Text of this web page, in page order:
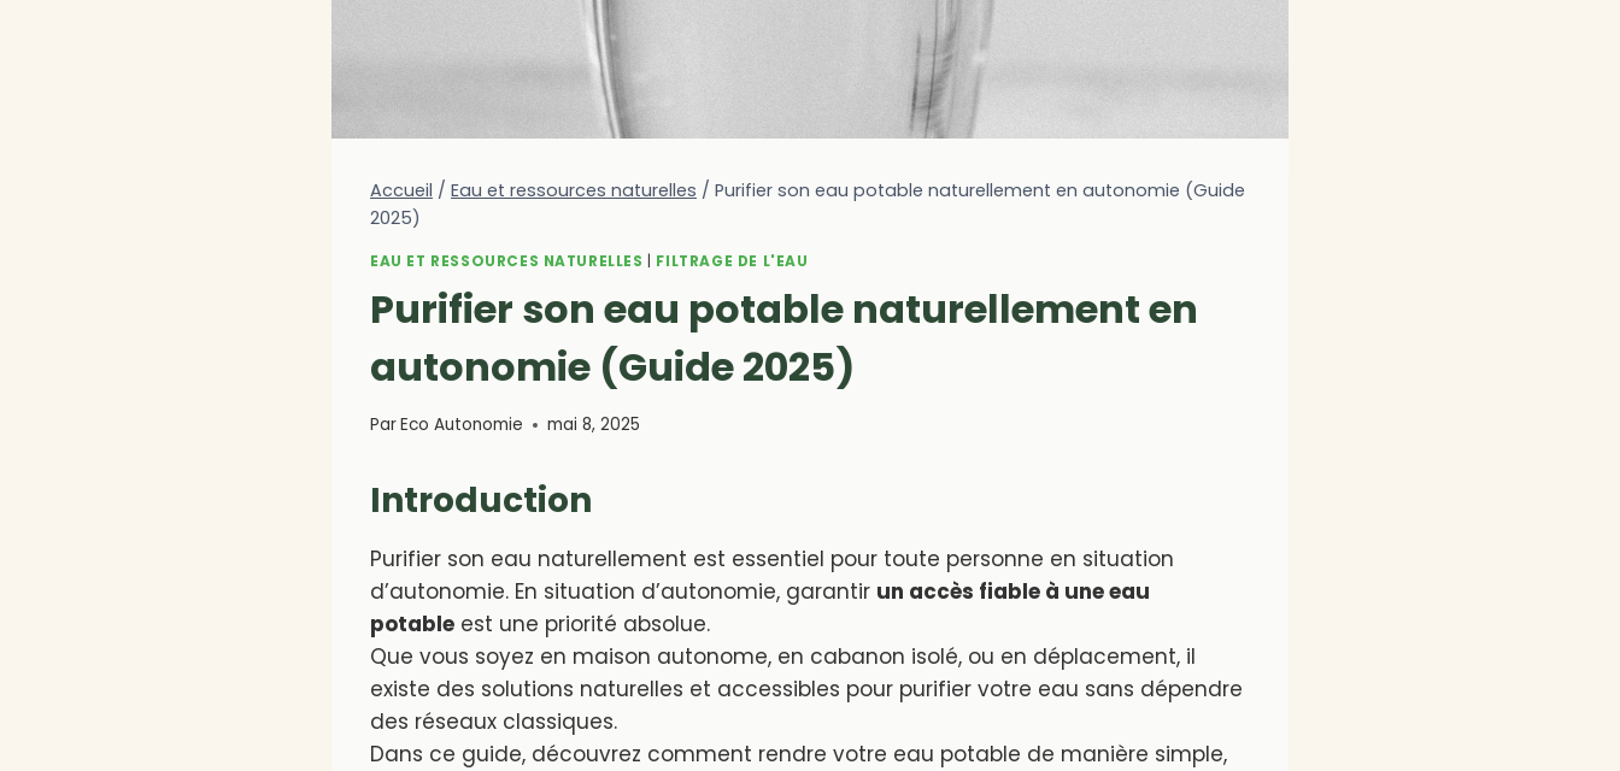
Accueil / Eau et ressources naturelles / Purifier son eau potable naturellement en autonomie (Guide
2025)
EAU ET RESSOURCES NATURELLES FILTRAGE DE L'EAU
Purifier son eau potable naturellement en
autonomie (Guide 2025)
ParEco Autonomie mai 8, 2025
Introduction
Purifier son eau naturellement est essentiel pour toute personne en situation
d’autonomie. En situation d’autonomie, garantir un accès fiable à une eau
potable est une priorité absolue.
Que vous soyez en maison autonome, en cabanon isolé, ou en déplacement, il
existe des solutions naturelles et accessibles pour purifier votre eau sans dépendre
des réseaux classiques.
Dans ce guide, découvrez comment rendre votre eau potable de manière simple,